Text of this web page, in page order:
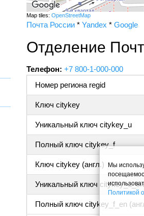
Map tiles: OpenStreetMap
Почта России * Yandex * Google
Отделение
Телефон: +7 800-1-000-000
Номер региона regid
Ключ citykey
Уникальный ключ citykey_u
Полный ключ citykey_f
Ключ citykey (англ.)
Уникальный ключ
Полный ключ citykey_f_en
Мы
Политикой